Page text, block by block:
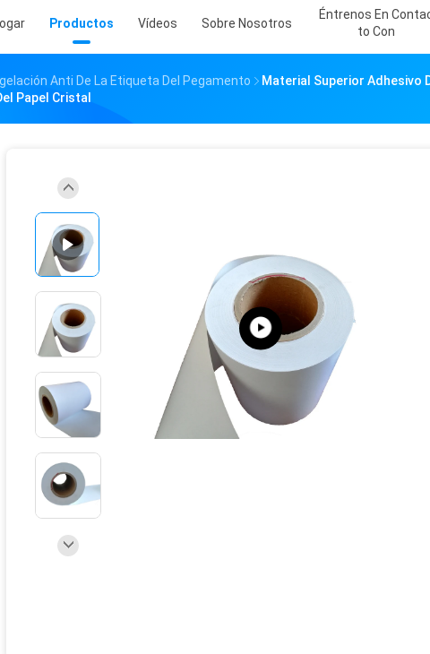
Productos Vídeos Sobre Nosotros
Éntrenos En
To Con
Anti De La Etiqueta Del Pegamento
Material Superior Adhesivo
Papel Cristal